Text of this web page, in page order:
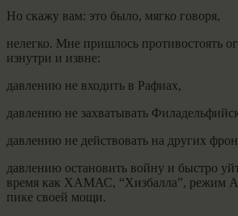
Но скажу вам: это было, мягко говоря,
нелегко. Мне пришлось противостоять
изнутри и извне:
давлению не входить в Рафиах,
давлению не захватывать
давлению не действовать на других
давлению остановить войну и быстро
время как ХАМАС, “Хизбалла”, режим
пике своей мощи.